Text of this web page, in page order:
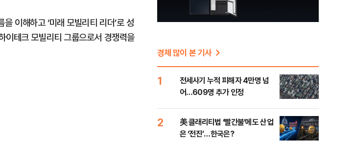
이해하고 ‘미래 모빌리티 리더’로 성
이테크 모빌리티 그룹으로서 경쟁력을
경제 많이 본 기사
1
전세사기 누적 피해자 4만명 넘
어…609명 추가 인정
2
美 클래리티법 ‘빨간불’에도 산업
은 ‘전진’…한국은?